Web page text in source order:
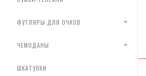
ФУТЛЯРЫ ДЛЯ ОЧКОВ
ЧЕМОДАНЫ
ШКАТУЛКИ